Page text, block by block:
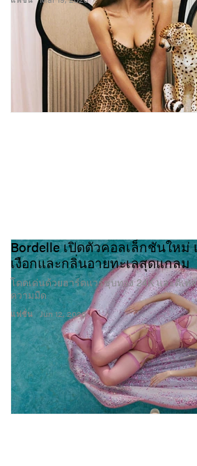
แฟชั่น
Bordelle เปิดตัวคอลเล็กชันใหม่
เงือกและกลิ่นอายทะเลสุดแกลม
โดดเด่นด้วยฮาร์ดแวร์ชุบทอง 24K และดีเท
ความมืด
Jun 12, 2026